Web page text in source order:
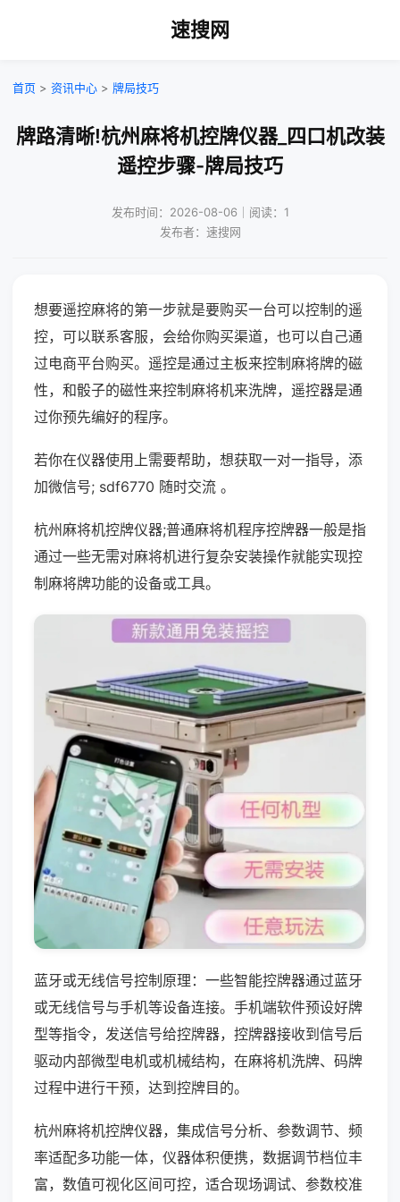
速搜网
首页 > 资讯中心 > 牌局技巧
牌路清晰!杭州麻将机控牌仪器_四口机改装
遥控步骤-牌局技巧
发布时间：2026-08-06｜阅读：1
发布者：速搜网
想要遥控麻将的第一步就是要购买一台可以控制的遥
控，可以联系客服，会给你购买渠道，也可以自己通
过电商平台购买。遥控是通过主板来控制麻将牌的磁
性，和骰子的磁性来控制麻将机来洗牌，遥控器是通
过你预先编好的程序。
若你在仪器使用上需要帮助，想获取一对一指导，添
加微信号; sdf6770 随时交流 。
杭州麻将机控牌仪器;普通麻将机程序控牌器一般是指
通过一些无需对麻将机进行复杂安装操作就能实现控
制麻将牌功能的设备或工具。
蓝牙或无线信号控制原理：一些智能控牌器通过蓝牙
或无线信号与手机等设备连接。手机端软件预设好牌
型等指令，发送信号给控牌器，控牌器接收到信号后
驱动内部微型电机或机械结构，在麻将机洗牌、码牌
过程中进行干预，达到控牌目的。
杭州麻将机控牌仪器，集成信号分析、参数调节、频
率适配多功能一体，仪器体积便携，数据调节档位丰
富，数值可视化区间可控，适合现场调试、参数校准